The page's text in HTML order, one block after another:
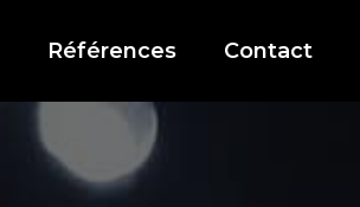
Références Contact